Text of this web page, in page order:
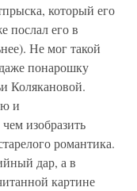
который его
послал его в
Не мог такой
понарошку
Колякановой.
и
изобразить
романтика.
дар, а в
картине